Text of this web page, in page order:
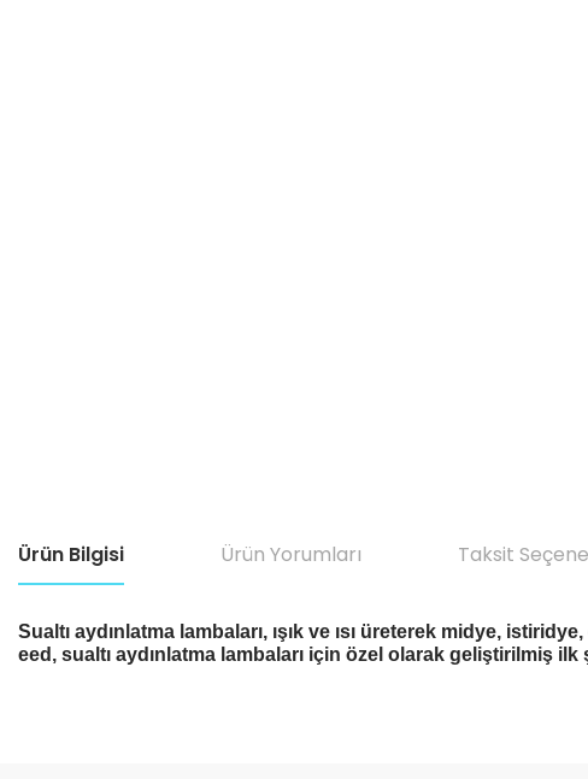
Ürün Bilgisi Ürün Yorumları Taksit
Sualtı aydınlatma lambaları, ışık ve ısı üreterek midye,
eed, sualtı aydınlatma lambaları için özel olarak geliştirilmiş